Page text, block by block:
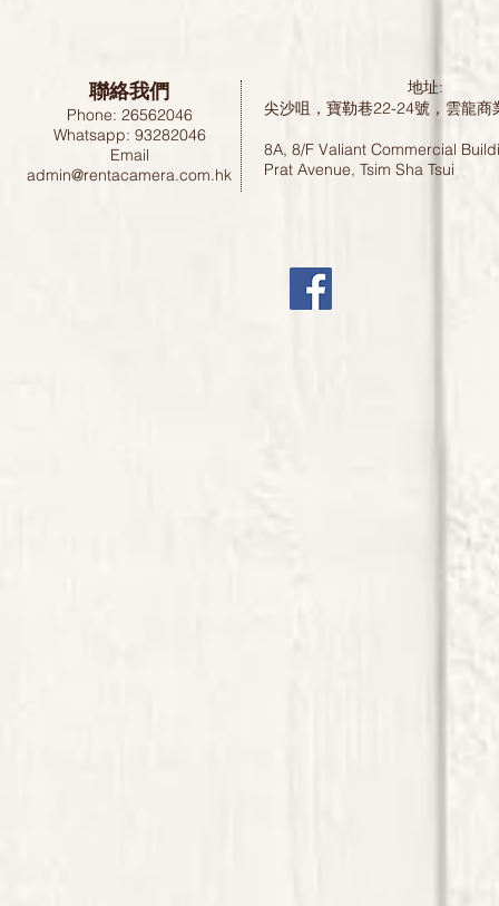
聯絡我們
Phone: 26562046
Whatsapp: 93282046
Email
admin@rentacamera.com.hk
地址:
尖沙咀，寶勒巷22-24號，雲龍
8A, 8/F Valiant Commercial
Prat Avenue, Tsim Sha Tsui